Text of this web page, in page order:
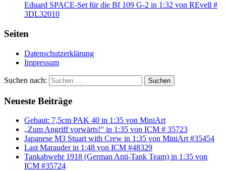
Eduard SPACE-Set für die Bf 109 G-2 in 1:32 von REvell #
3DL32010
Seiten
Datenschutzerklärung
Impressum
Suchen nach: Suchen
Neueste Beiträge
Gebaut: 7,5cm PAK 40 in 1:35 von MiniArt
„Zum Angriff vorwärts!“ in 1:35 von ICM # 35723
Japanese M3 Stuart with Crew in 1:35 von MiniArt #35454
Last Marauder in 1:48 von ICM #48329
Tankabwehr 1918 (German Anti-Tank Team) in 1:35 von
ICM #35724